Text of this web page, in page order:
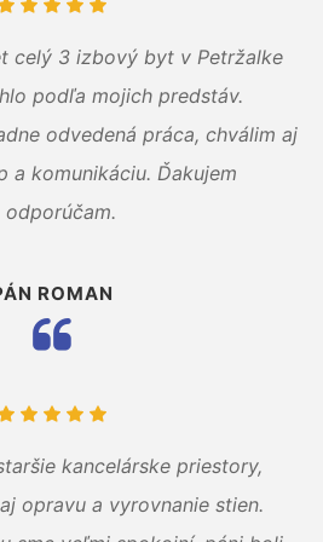
celý 3 izbový byt v Petržalke
podľa mojich predstáv.
odvedená práca, chválim aj
a komunikáciu. Ďakujem
odporúčam.
ROMAN
kancelárske priestory,
opravu a vyrovnanie stien.